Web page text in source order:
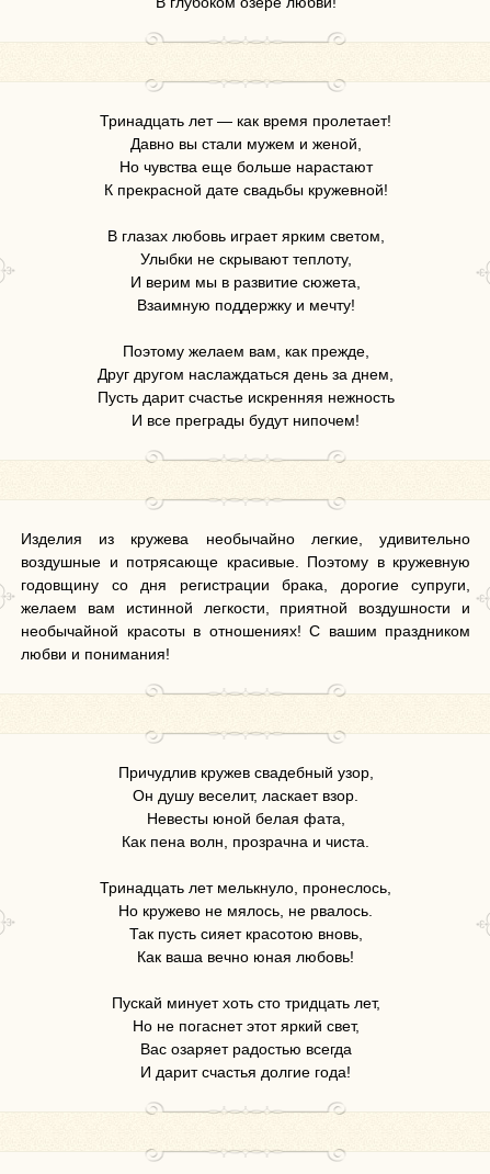
Тринадцать лет — как время пролетает!
Давно вы стали мужем и женой,
Но чувства еще больше нарастают
К прекрасной дате свадьбы кружевной!
В глазах любовь играет ярким светом,
Улыбки не скрывают теплоту,
И верим мы в развитие сюжета,
Взаимную поддержку и мечту!
Поэтому желаем вам, как прежде,
Друг другом наслаждаться день за днем,
Пусть дарит счастье искренняя нежность
И все преграды будут нипочем!
Изделия из кружева необычайно легкие, удивительно
воздушные и потрясающе красивые. Поэтому в кружевную
годовщину со дня регистрации брака, дорогие супруги,
желаем вам истинной легкости, приятной воздушности и
необычайной красоты в отношениях! С вашим праздником
любви и понимания!
Причудлив кружев свадебный узор,
Он душу веселит, ласкает взор.
Невесты юной белая фата,
Как пена волн, прозрачна и чиста.
Тринадцать лет мелькнуло, пронеслось,
Но кружево не мялось, не рвалось.
Так пусть сияет красотою вновь,
Как ваша вечно юная любовь!
Пускай минует хоть сто тридцать лет,
Но не погаснет этот яркий свет,
Вас озаряет радостью всегда
И дарит счастья долгие года!